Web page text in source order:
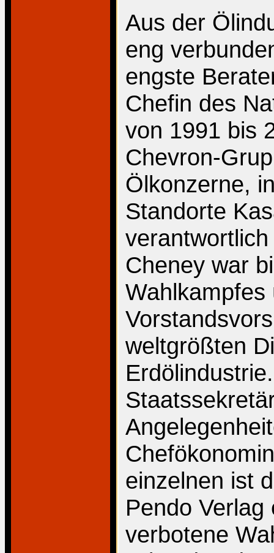
Aus der
eng
engste
Chefin des
von 1991 bis
Chevron-
Ölkonzerne,
Standorte
Cheney war
weltgrößten
einzelnen ist
Pendo
verbotene